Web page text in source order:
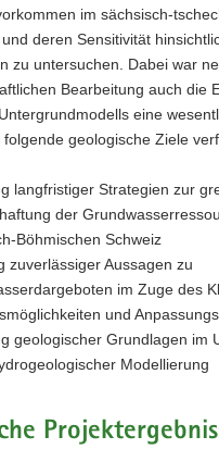
im sächsisch-
deren Sensitivität
zu untersuchen. Dabei war
Bearbeitung auch die
eine
folgende geologische Ziele
langfristiger Strategien zur
der
Böhmischen Schweiz
zuverlässiger Aussagen zu
im Zuge des
und
geologischer Grundlagen im
Modellierung